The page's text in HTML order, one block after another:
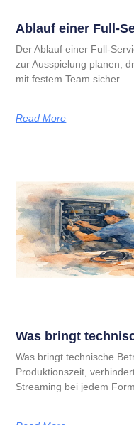
Ablauf einer Full-
Der Ablauf einer Full-
zur Ausspielung planen,
mit festem Team sicher.
Read More
Was bringt
Was bringt technische
Produktionszeit,
Streaming bei jedem